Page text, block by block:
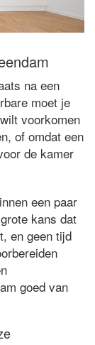
na een
moet je
voorkomen
of omdat een
de kamer
een paar
kans dat
en geen tijd
goed van